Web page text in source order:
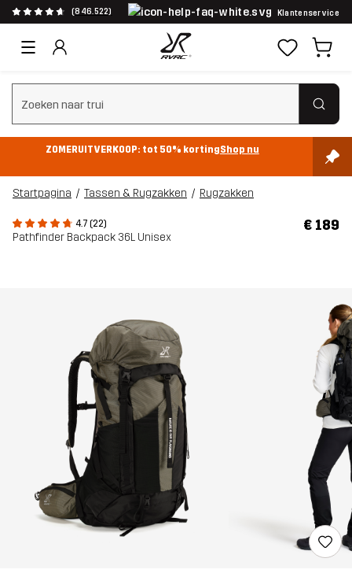
(846.522) Klantenservice
Zoeken wissen
ZOMERUITVERKOOP: tot 50% kortingShop nu
Startpagina Tassen & Rugzakken Rugzakken
4.7 (22)
Pathfinder Backpack 36L Unisex
€ 189